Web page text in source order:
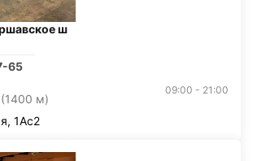
ш
65
(1400 м)
09:00 - 21:00
1Ас2